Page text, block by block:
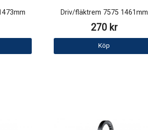
Driv/fläktrem 7575 1461mm
270 kr
Köp